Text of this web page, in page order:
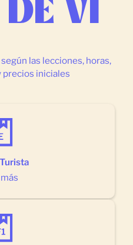
VI
las lecciones, horas,
precios iniciales